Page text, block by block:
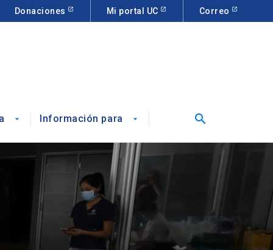
Donaciones Mi portal UC Correo
arrow_drop_down Información para arrow_drop_down search